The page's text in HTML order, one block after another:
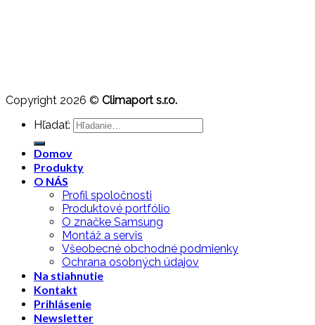
Copyright 2026 © Climaport s.r.o.
Hľadať:
Domov
Produkty
O NÁS
Profil spoločnosti
Produktové portfólio
O značke Samsung
Montáž a servis
Všeobecné obchodné podmienky
Ochrana osobných údajov
Na stiahnutie
Kontakt
Prihlásenie
Newsletter